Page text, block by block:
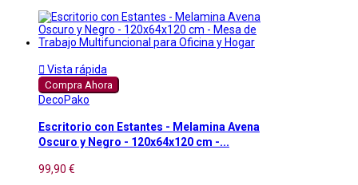
 Vista rápida
Compra Ahora
DecoPako
Escritorio con Estantes - Melamina Avena
Oscuro y Negro - 120x64x120 cm -...
99,90 €